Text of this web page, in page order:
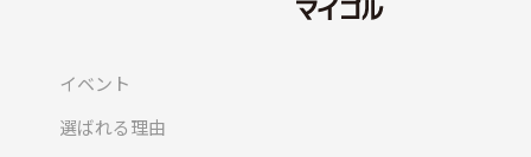
イベント
選ばれる理由